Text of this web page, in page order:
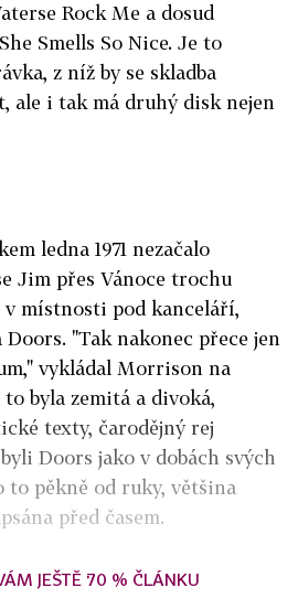
Rock Me a dosud
Smells So Nice. Je to
z níž by se skladba
ale i tak má druhý disk nejen
ledna 1971 nezačalo
Jim přes Vánoce trochu
v místnosti pod kanceláří,
"Tak nakonec přece jen
vykládal Morrison na
byla zemitá a divoká,
texty, čarodějný rej
Doors jako v dobách svých
to pěkně od ruky, většina
před časem.
JEŠTĚ 70 % ČLÁNKU